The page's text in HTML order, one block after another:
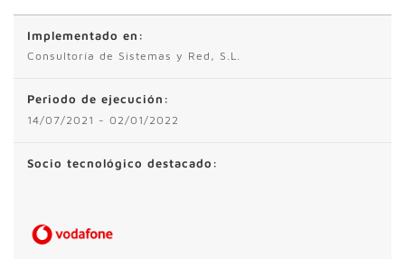
Implementado en:
Consultoría de Sistemas y Red, S.L.
Periodo de ejecución:
14/07/2021 - 02/01/2022
Socio tecnológico destacado: